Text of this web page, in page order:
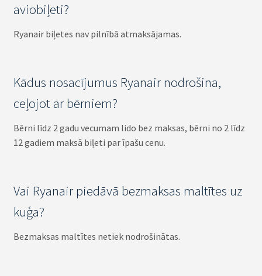
aviobiļeti?
Ryanair biļetes nav pilnībā atmaksājamas.
Kādus nosacījumus Ryanair nodrošina,
ceļojot ar bērniem?
Bērni līdz 2 gadu vecumam lido bez maksas, bērni no 2 līdz
12 gadiem maksā biļeti par īpašu cenu.
Vai Ryanair piedāvā bezmaksas maltītes uz
kuģa?
Bezmaksas maltītes netiek nodrošinātas.